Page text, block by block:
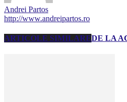
Andrei Partos
http://www.andreipartos.ro
ARTICOLE SIMILAREDE LA